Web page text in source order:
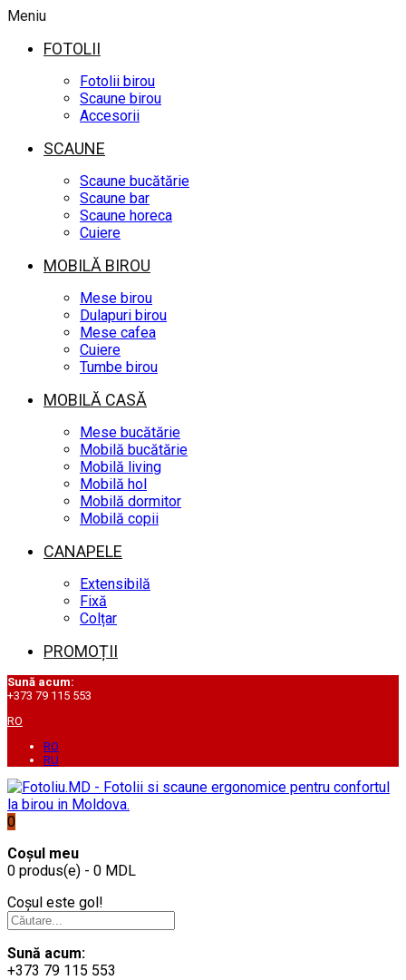
Meniu
FOTOLII
Fotolii birou
Scaune birou
Accesorii
SCAUNE
Scaune bucătărie
Scaune bar
Scaune horeca
Cuiere
MOBILĂ BIROU
Mese birou
Dulapuri birou
Mese cafea
Cuiere
Tumbe birou
MOBILĂ CASĂ
Mese bucătărie
Mobilă bucătărie
Mobilă living
Mobilă hol
Mobilă dormitor
Mobilă copii
CANAPELE
Extensibilă
Fixă
Colțar
PROMOȚII
Sună acum:
+373 79 115 553
RO
RO
RU
0
Coșul meu
0 produs(e) - 0 MDL
Coșul este gol!
Sună acum:
+373 79 115 553